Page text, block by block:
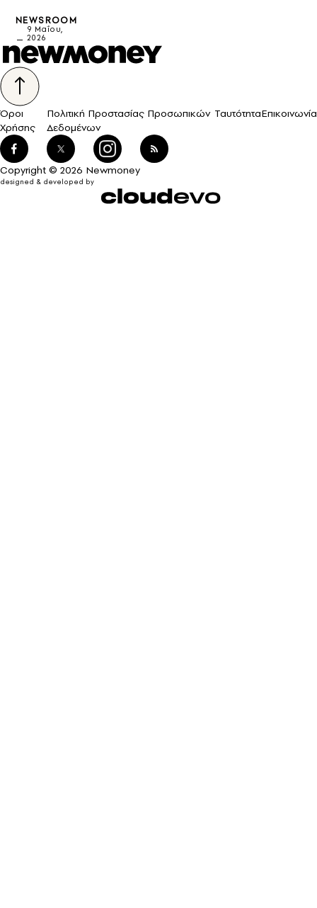
NEWSROOM
9 Μαΐου,
2026
Όροι
Χρήσης
Πολιτική Προστασίας Προσωπικών
Δεδομένων
ΤαυτότηταΕπικοινωνία
Copyright © 2026 Newmoney
designed & developed by